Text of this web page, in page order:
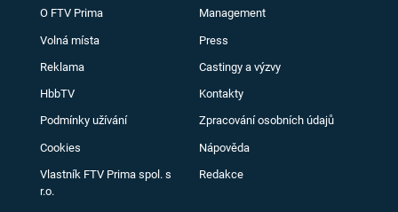
O FTV Prima Management
Volná místa Press
Reklama Castingy a výzvy
HbbTV Kontakty
Podmínky užívání Zpracování osobních údajů
Cookies Nápověda
Vlastník FTV Prima spol. s
r.o.
Redakce